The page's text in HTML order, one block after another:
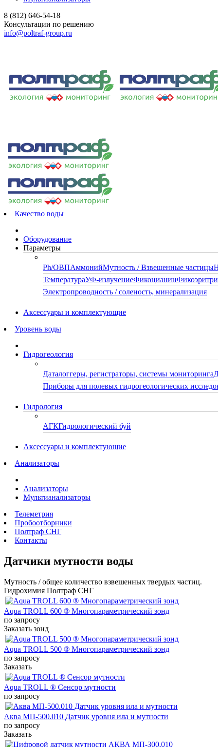
8 (812) 646-54-18
Консультации по решению
info@poltraf-group.ru
Качество воды
Оборудование
Параметры
Ph/ОВПАммонийМутность / Взвешенные частицы
ТемператураУФ-излучениеФикоцианин
Электропроводность / соленость, минерализация
Аксессуары и комплектующие
Уровень воды
Гидрогеология
Даталоггеры, регистраторы, системы мониторинга
Приборы для полевых гидрогеологических
Гидрология
АГКГидрологический буй
Аксессуары и комплектующие
Анализаторы
Анализаторы
Мультианализаторы
Телеметрия
Пробоотборники
Полтраф СНГ
Контакты
Датчики мутности воды
Мутность / общее количество взвешенных твердых частиц.
Гидрохимия Полтраф СНГ
Aqua TROLL 600 ® Многопараметрический зонд
по запросу
Заказать зонд
Aqua TROLL 500 ® Многопараметрический зонд
по запросу
Заказать
Aqua TROLL ® Сенсор мутности
по запросу
Аква МП-500.010 Датчик уровня ила и мутности
по запросу
Заказать